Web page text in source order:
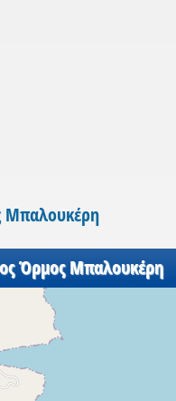
Μπαλουκέρη
Όρμος Μπαλουκέρη